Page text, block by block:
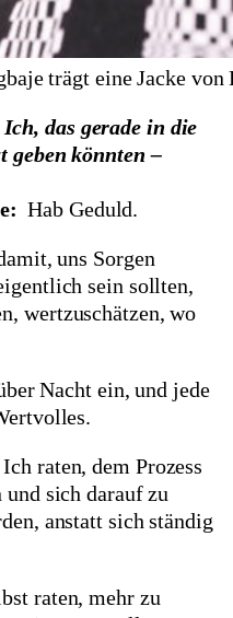
trägt eine Jacke
das gerade in die
geben könnten –
Hab Geduld.
uns Sorgen
sein sollten,
wertzuschätzen, wo
Nacht ein, und jede
raten, dem Prozess
sich darauf zu
anstatt sich ständig
raten, mehr zu